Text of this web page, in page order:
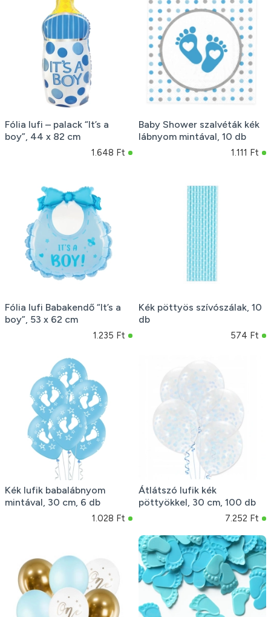
Fólia lufi – palack “It’s a
boy”, 44 x 82 cm
1.648 Ft
Baby Shower szalvéták kék
lábnyom mintával, 10 db
1.111 Ft
Fólia lufi Babakendő “It’s a
boy”, 53 x 62 cm
1.235 Ft
Kék pöttyös szívószálak, 10
db
574 Ft
Kék lufik babalábnyom
mintával, 30 cm, 6 db
1.028 Ft
Átlátszó lufik kék
pöttyökkel, 30 cm, 100 db
7.252 Ft